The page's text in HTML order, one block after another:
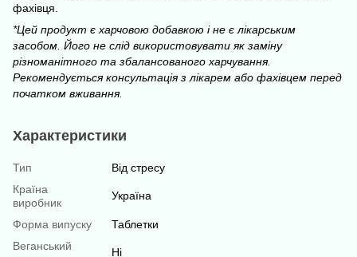
фахівця.
*Цей продукт є харчовою добавкою і не є лікарським
засобом. Його не слід використовувати як заміну
різноманітного та збалансованого харчування.
Рекомендується консультація з лікарем або фахівцем перед
початком вживання.
Характеристики
Тип
Від стресу
Країна
виробник
Україна
Форма випуску
Таблетки
Веганський
Ні